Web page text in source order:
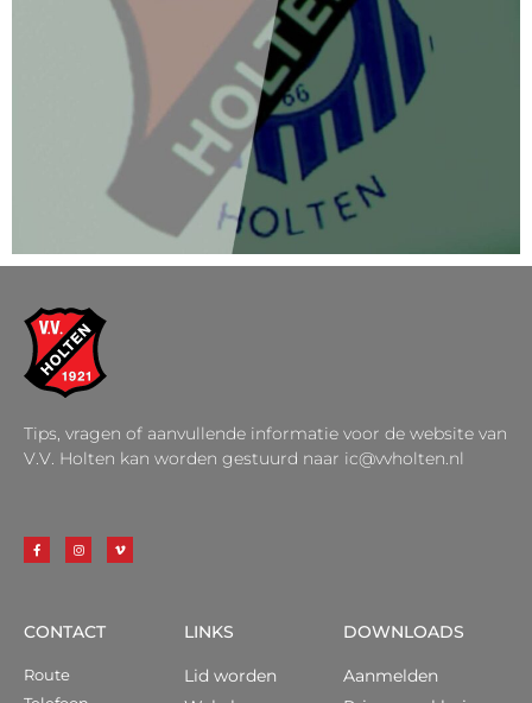
Tips, vragen of aanvullende informatie voor de website van
V.V. Holten kan worden gestuurd naar ic@vvholten.nl
CONTACT
Route
LINKS
Lid worden
DOWNLOADS
Aanmelden